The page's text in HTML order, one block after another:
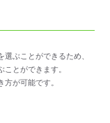
ぶことができるため、
とができます。
が可能です。